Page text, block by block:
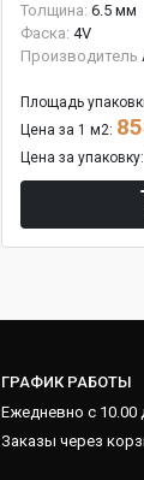
Толщина: 6.5 мм
Фаска: 4V
Производитель
Площадь
Цена за 1 м2:
Цена за упаковку:
ГРАФИК РАБОТЫ
Ежедневно с 10.00
Заказы через